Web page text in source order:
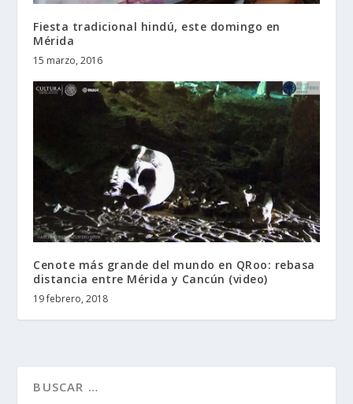
Fiesta tradicional hindú, este domingo en
Mérida
15 marzo, 2016
Cenote más grande del mundo en QRoo: rebasa
distancia entre Mérida y Cancún (video)
19 febrero, 2018